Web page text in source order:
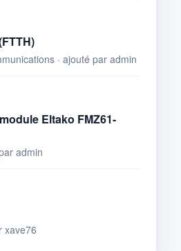
· ajouté par admin
Eltako FMZ61-
admin
xave76